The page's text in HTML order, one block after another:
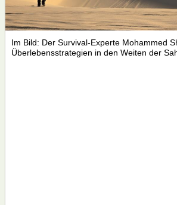
Im Bild: Der Survival-Experte Mohammed
Überlebensstrategien in den Weiten der